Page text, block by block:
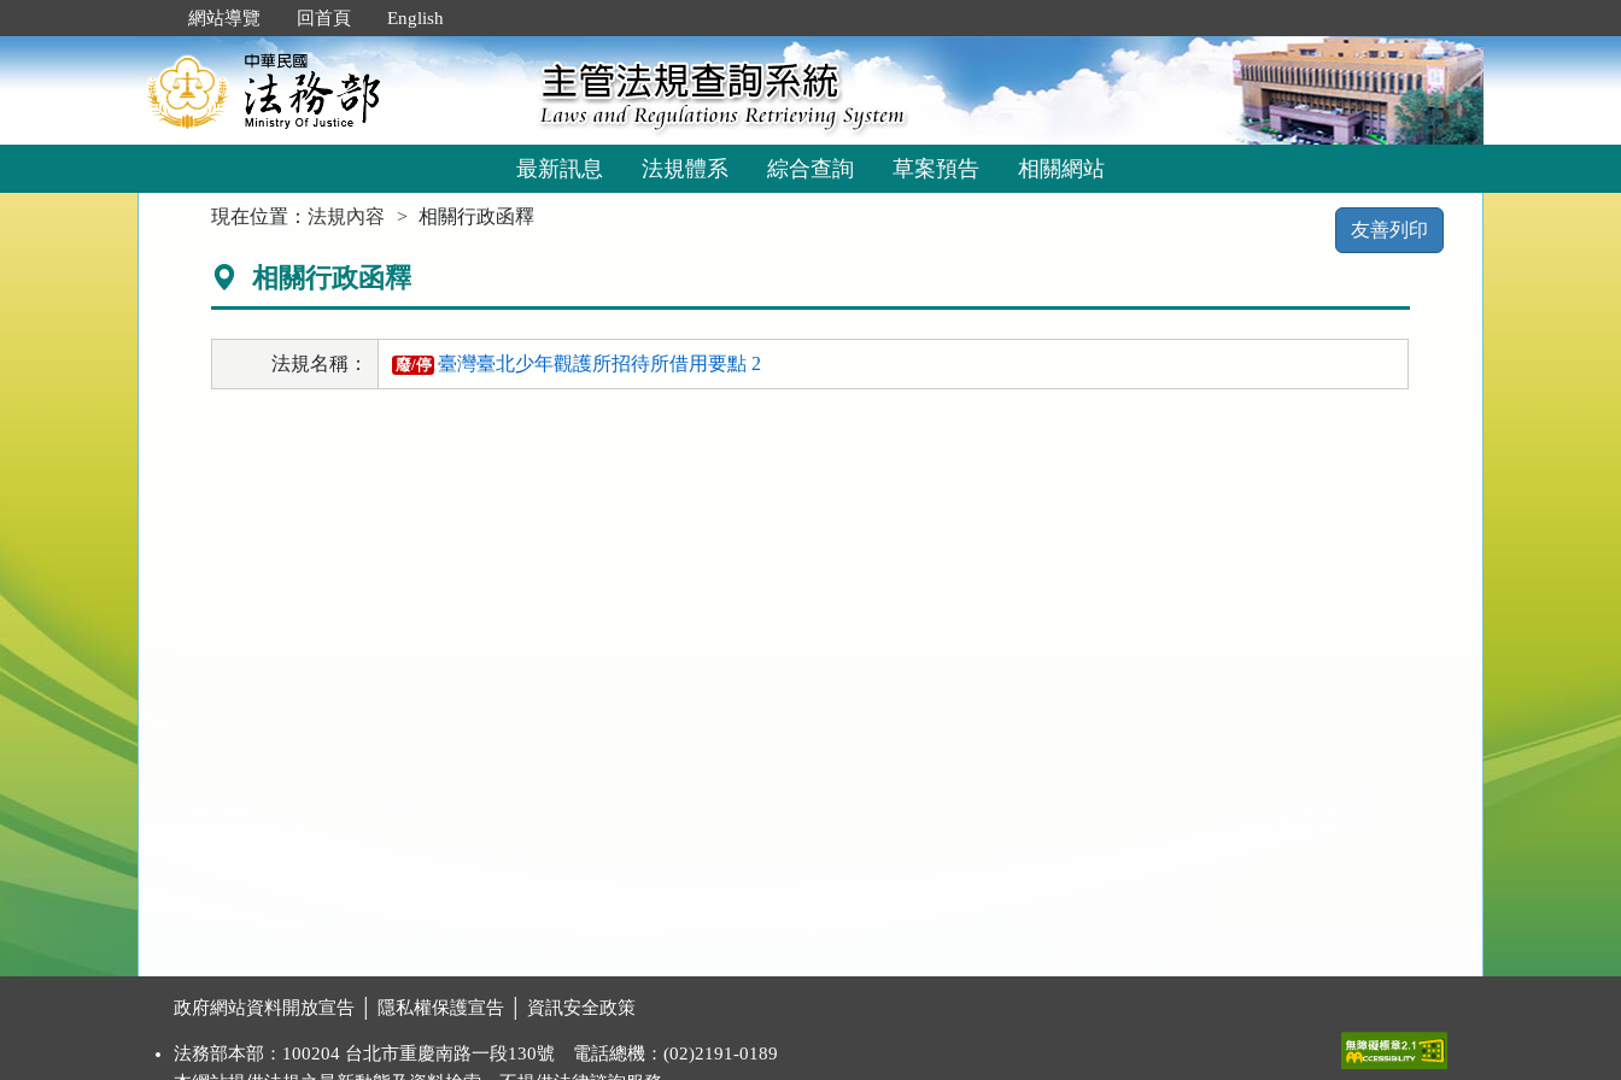
到
主
要
網站導覽 回首頁 English
最新訊息 法規體系 綜合查詢 草案預告 相關網站
現在位置：法規內容 相關行政函釋
友善列印
相關行政函釋
法規名稱： 廢/停 臺灣臺北少年觀護所招待所借用要點 2
政府網站資料開放宣告 隱私權保護宣告 資訊安全政策
法務部本部：100204 台北市重慶南路一段130號 電話總機：(02)2191-0189